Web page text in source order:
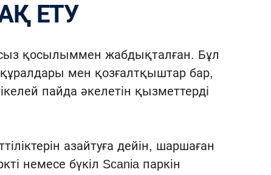
ЕТУ
қосылыммен жабдықталған. Бұл
құралдары мен қозғалтқыштар бар,
пайда әкелетін қызметтерді
азайтуға дейін, шаршаған
немесе бүкіл Scania паркін